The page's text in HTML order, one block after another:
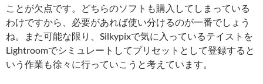
ことが欠点です。どちらのソフトも購入してしまっている
わけですから、必要があれば使い分けるのが一番でしょう
ね。また可能な限り、Silkypixで気に入っているテイストを
Lightroomでシミュレートしてプリセットとして登録すると
いう作業も徐々に行っていこうと考えています。